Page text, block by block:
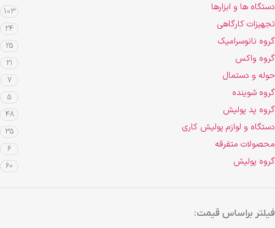
دستگاه ها و ابزارها 103
تجهیزات کارگاهی 24
گروه نانوسرامیک 25
گروه واکس 21
حوله و دستمال 7
گروه شوینده 5
گروه پد پولیش 48
دستگاه و لوازم پولیش کاری 35
محصولات متفرقه 6
گروه پولیش 60
فیلتر براساس قیمت: